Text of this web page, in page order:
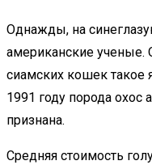
Однажды, на
американские
сиамских кошек такое
1991 году порода охос
признана.
Средняя стоимость